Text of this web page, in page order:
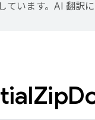
ています。AI 翻訳
Zip